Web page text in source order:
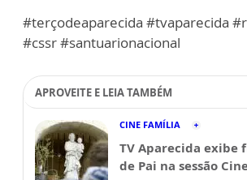
#terçodeaparecida #tvaparecida
#cssr #santuarionacional
APROVEITE E LEIA TAMBÉM
CINE FAMÍLIA
TV Aparecida exibe
de Pai na sessão